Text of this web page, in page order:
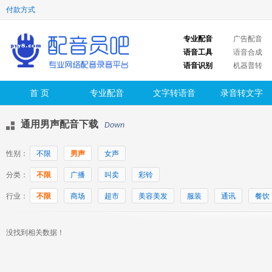
付款方式
专业配音
广告配音
语音工具
语音合成
语音识别
机器普转
首 页 专业配音 文字转语音 录音转文字
通用男声配音下载 Down
性别： 不限 男声 女声
分类： 不限 广播 叫卖 彩铃
行业： 不限 商场 超市 美容美发 服装 通讯 餐饮
没找到相关数据！